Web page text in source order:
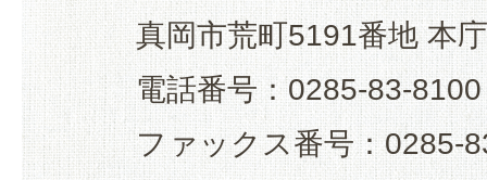
真岡市荒町5191番地 本
電話番号：0285-83-8100
ファックス番号：0285-